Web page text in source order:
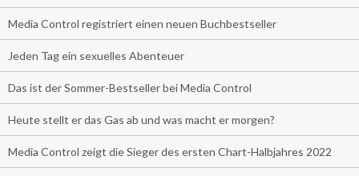
Media Control registriert einen neuen Buchbestseller
Jeden Tag ein sexuelles Abenteuer
Das ist der Sommer-Bestseller bei Media Control
Heute stellt er das Gas ab und was macht er morgen?
Media Control zeigt die Sieger des ersten Chart-Halbjahres 2022